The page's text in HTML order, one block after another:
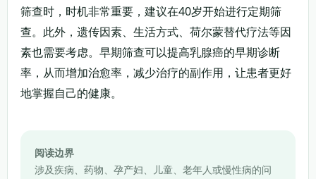
筛查时，时机非常重要，建议在40岁开始进行定期筛
查。此外，遗传因素、生活方式、荷尔蒙替代疗法等因
素也需要考虑。早期筛查可以提高乳腺癌的早期诊断
率，从而增加治愈率，减少治疗的副作用，让患者更好
地掌握自己的健康。
阅读边界
涉及疾病、药物、孕产妇、儿童、老年人或慢性病的问